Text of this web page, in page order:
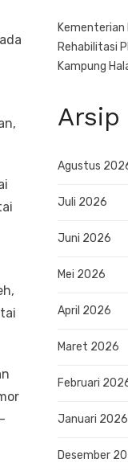
Kementerian
Rehabilitasi
Kampung
Agustus
Juli 2026
Juni 2026
Mei 2026
April 2026
Maret 2026
Februari
Januari 2026
Desember